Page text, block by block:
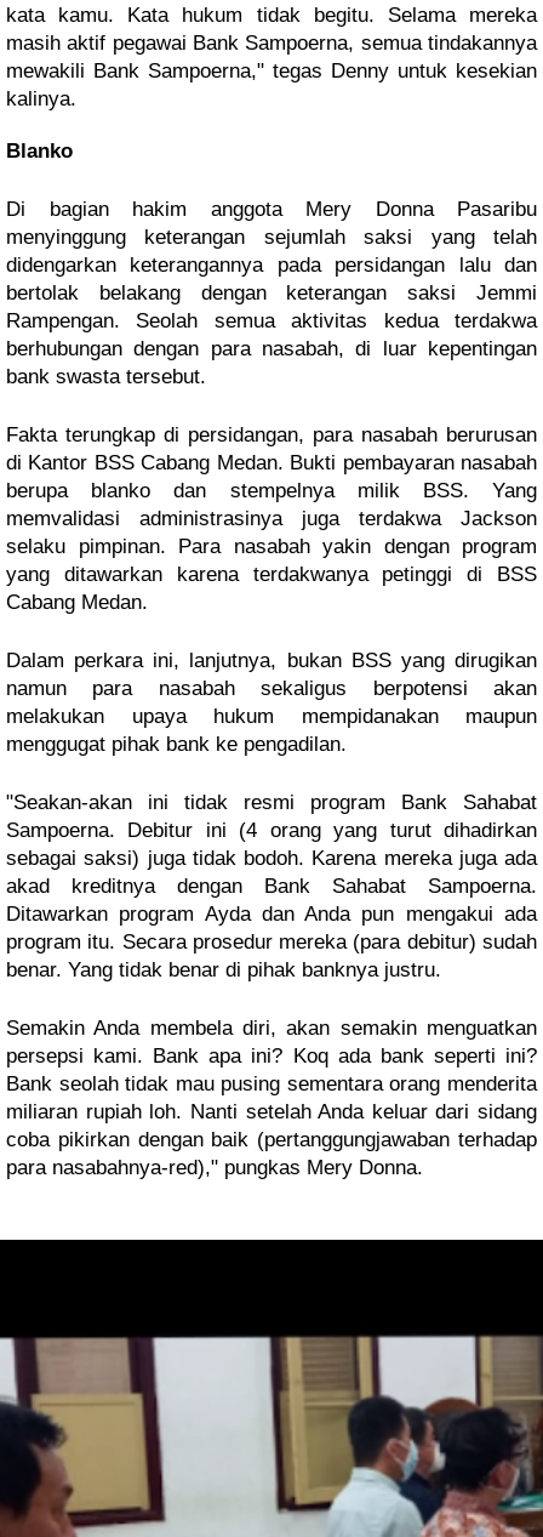
kata kamu. Kata hukum tidak begitu. Selama mereka
masih aktif pegawai Bank Sampoerna, semua tindakannya
mewakili Bank Sampoerna," tegas Denny untuk kesekian
kalinya.
Blanko
Di bagian hakim anggota Mery Donna Pasaribu
menyinggung keterangan sejumlah saksi yang telah
didengarkan keterangannya pada persidangan lalu dan
bertolak belakang dengan keterangan saksi Jemmi
Rampengan. Seolah semua aktivitas kedua terdakwa
berhubungan dengan para nasabah, di luar kepentingan
bank swasta tersebut.
Fakta terungkap di persidangan, para nasabah berurusan
di Kantor BSS Cabang Medan. Bukti pembayaran nasabah
berupa blanko dan stempelnya milik BSS. Yang
memvalidasi administrasinya juga terdakwa Jackson
selaku pimpinan. Para nasabah yakin dengan program
yang ditawarkan karena terdakwanya petinggi di BSS
Cabang Medan.
Dalam perkara ini, lanjutnya, bukan BSS yang dirugikan
namun para nasabah sekaligus berpotensi akan
melakukan upaya hukum mempidanakan maupun
menggugat pihak bank ke pengadilan.
"Seakan-akan ini tidak resmi program Bank Sahabat
Sampoerna. Debitur ini (4 orang yang turut dihadirkan
sebagai saksi) juga tidak bodoh. Karena mereka juga ada
akad kreditnya dengan Bank Sahabat Sampoerna.
Ditawarkan program Ayda dan Anda pun mengakui ada
program itu. Secara prosedur mereka (para debitur) sudah
benar. Yang tidak benar di pihak banknya justru.
Semakin Anda membela diri, akan semakin menguatkan
persepsi kami. Bank apa ini? Koq ada bank seperti ini?
Bank seolah tidak mau pusing sementara orang menderita
miliaran rupiah loh. Nanti setelah Anda keluar dari sidang
coba pikirkan dengan baik (pertanggungjawaban terhadap
para nasabahnya-red)," pungkas Mery Donna.